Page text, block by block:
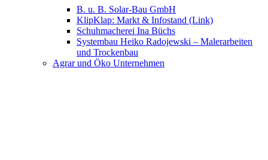
B. u. B. Solar-Bau GmbH
KlipKlap: Markt & Infostand (Link)
Schuhmacherei Ina Büchs
Systembau Heiko Radojewski – Malerarbeiten
und Trockenbau
Agrar und Öko Unternehmen